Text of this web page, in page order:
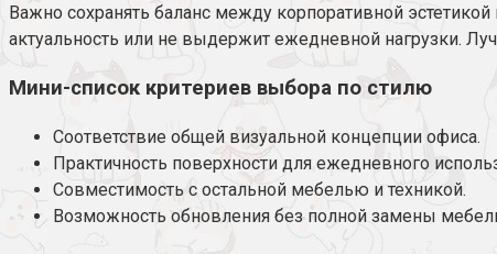
Важно сохранять баланс между корпоративной
актуальность или не выдержит ежедневной нагрузки.
Мини-список критериев выбора по стилю
Соответствие общей визуальной концепции офиса.
Практичность поверхности для ежедневного
Совместимость с остальной мебелью и техникой.
Возможность обновления без полной замены